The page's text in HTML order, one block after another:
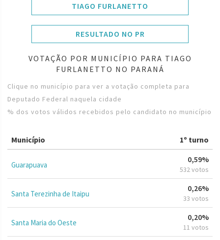
TIAGO FURLANETTO
RESULTADO NO PR
VOTAÇÃO POR MUNICÍPIO PARA TIAGO
FURLANETTO NO PARANÁ
Clique no município para ver a votação completa para
Deputado Federal naquela cidade
% dos votos válidos recebidos pelo candidato no município
Município 1º turno
Guarapuava
0,59%
532 votos
Santa Terezinha de Itaipu
0,26%
33 votos
Santa Maria do Oeste
0,20%
11 votos